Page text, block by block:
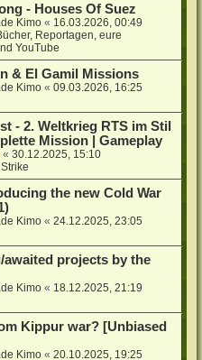
- Houses Of Suez
Kimo « 16.03.2026, 00:49
Reportagen, eure
YouTube
& El Gamil Missions
Kimo «09.03.2026, 16:25
- 2. Weltkrieg RTS im Stil
Mission | Gameplay
«30.12.2025, 15:10
the new Cold War
Kimo «24.12.2025, 23:05
awaited projects by the
Kimo « 18.12.2025, 21:19
Kippur war? [Unbiased
Kimo «20.10.2025, 19:25